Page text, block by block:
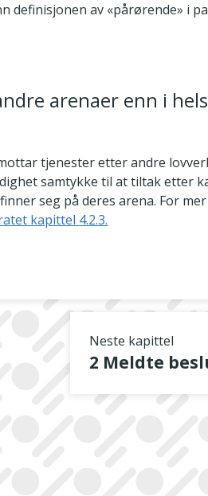
definisjonen av «pårørende» i
arenaer enn i
tjenester etter andre
samtykke til at tiltak etter
seg på deres arena. For
kapittel 4.2.3.
Neste kapittel